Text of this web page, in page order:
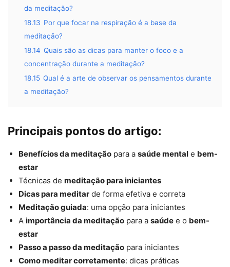
da meditação?
18.13 Por que focar na respiração é a base da
meditação?
18.14 Quais são as dicas para manter o foco e a
concentração durante a meditação?
18.15 Qual é a arte de observar os pensamentos durante
a meditação?
Principais pontos do artigo:
Benefícios da meditação para a saúde mental e bem-
estar
Técnicas de meditação para iniciantes
Dicas para meditar de forma efetiva e correta
Meditação guiada: uma opção para iniciantes
A importância da meditação para a saúde e o bem-
estar
Passo a passo da meditação para iniciantes
Como meditar corretamente: dicas práticas